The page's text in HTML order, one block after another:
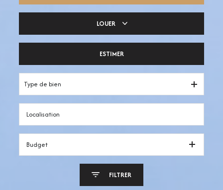
LOUER
ESTIMER
Type de bien
Budget
FILTRER